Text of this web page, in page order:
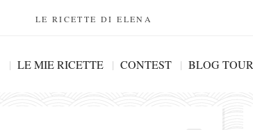
LE RICETTE DI ELENA
LE MIE RICETTE CONTEST BLOG TOUR